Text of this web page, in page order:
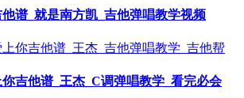
谱_就是南方凯_吉他弹唱教学视频
吉他谱_王杰_C调弹唱教学_看完必会